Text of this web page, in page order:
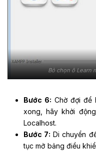
Bỏ chọn ô Learn
Bước 6: Chờ đợi để
xong, hãy khởi
Localhost.
Bước 7: Di chuyển
tục mở bảng điều